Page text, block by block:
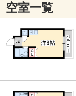
空室一覧